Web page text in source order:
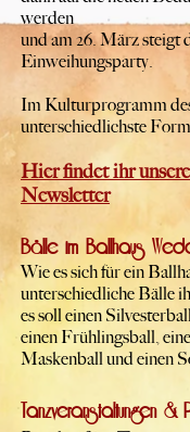
werden
und am 26. März steigt
Einweihungsparty.
Im Kulturprogramm
unterschiedlichste
Hier findet ihr
Newsletter
Bälle im Ballhaus
Wie es sich für ein
unterschiedliche Bälle
es soll einen
einen Frühlingsball,
Maskenball und einen
Tanzveranstaltungen &